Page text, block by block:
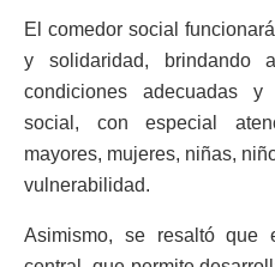
El comedor social
y solidaridad, brindando
condiciones adecuadas
social, con especial
mayores, mujeres, niñas,
vulnerabilidad.
Asimismo, se resaltó que